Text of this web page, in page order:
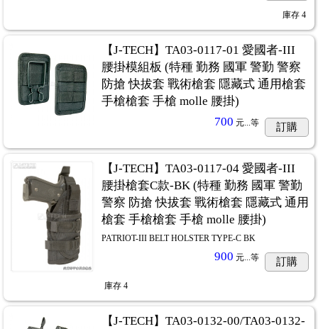
庫存 4
【J-TECH】TA03-0117-01 愛國者-III
腰掛模組板 (特種 勤務 國軍 警勤 警察
防搶 快拔套 戰術槍套 隱藏式 通用槍套
手槍槍套 手槍 molle 腰掛)
700 元... 等 訂購
【J-TECH】TA03-0117-04 愛國者-III
腰掛槍套C款-BK (特種 勤務 國軍 警勤
警察 防搶 快拔套 戰術槍套 隱藏式 通用
槍套 手槍槍套 手槍 molle 腰掛)
PATRIOT-III BELT HOLSTER TYPE-C BK
900 元... 等 訂購
庫存 4
【J-TECH】TA03-0132-00/TA03-0132-